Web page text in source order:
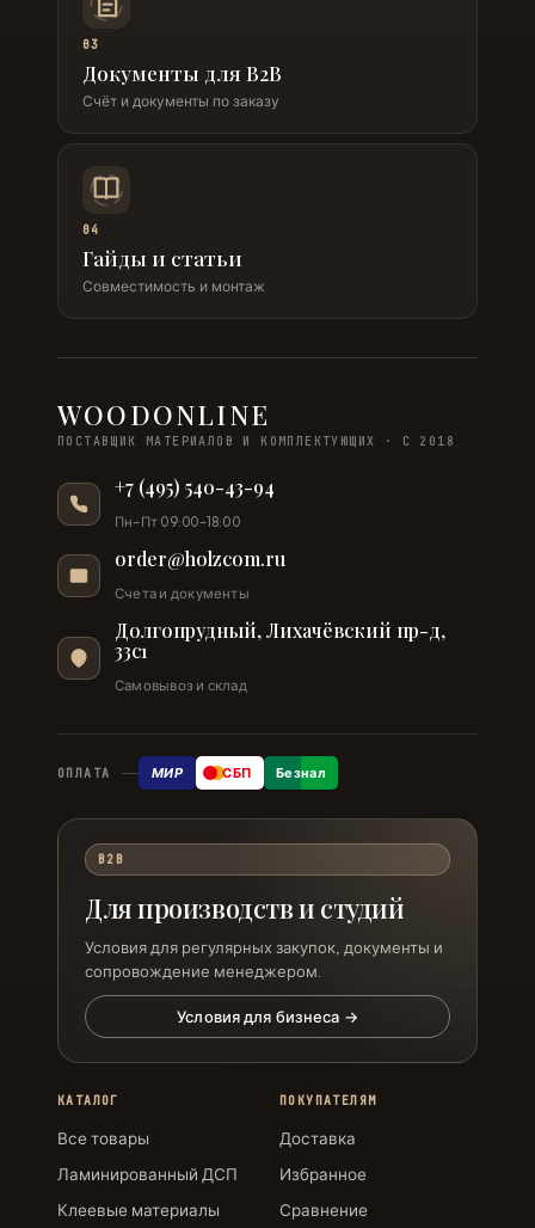
03
Документы для B2B
Счёт и документы по заказу
04
Гайды и статьи
Совместимость и монтаж
WOODONLINE
ПОСТАВЩИК МАТЕРИАЛОВ И КОМПЛЕКТУЮЩИХ · С 2018
+7 (495) 540-43-94
Пн–Пт 09:00–18:00
order@holzcom.ru
Счета и документы
Долгопрудный, Лихачёвский пр-д,
33с1
Самовывоз и склад
ОПЛАТА МИР СБП Безнал
B2B
Для производств и студий
Условия для регулярных закупок, документы и
сопровождение менеджером.
Условия для бизнеса →
КАТАЛОГ
Все товары
Ламинированный ДСП
Клеевые материалы
ПОКУПАТЕЛЯМ
Доставка
Избранное
Сравнение